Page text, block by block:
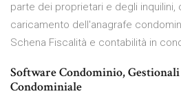
parte dei proprietari e degli inquilini,
caricamento dell'anagrafe
Schena Fiscalità e contabilità in
Software Condominio, Gestionali
Condominiale